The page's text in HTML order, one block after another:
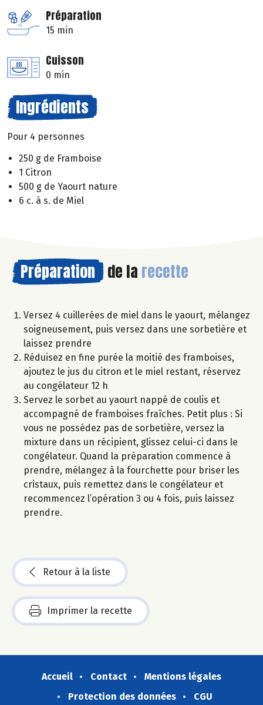
Préparation
15 min
Cuisson
0 min
Ingrédients
Pour 4 personnes
250 g de Framboise
1 Citron
500 g de Yaourt nature
6 c. à s. de Miel
Préparation de la recette
Versez 4 cuillerées de miel dans le yaourt, mélangez
soigneusement, puis versez dans une sorbetière et
laissez prendre
Réduisez en fine purée la moitié des framboises,
ajoutez le jus du citron et le miel restant, réservez
au congélateur 12 h
Servez le sorbet au yaourt nappé de coulis et
accompagné de framboises fraîches. Petit plus : Si
vous ne possédez pas de sorbetière, versez la
mixture dans un récipient, glissez celui-ci dans le
congélateur. Quand la préparation commence à
prendre, mélangez à la fourchette pour briser les
cristaux, puis remettez dans le congélateur et
recommencez l’opération 3 ou 4 fois, puis laissez
prendre.
Retour à la liste
Imprimer la recette
Accueil Contact
Mentions légales
Protection des données
CGU